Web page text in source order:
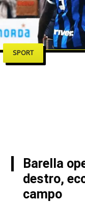
SPORT
Barella
destro,
campo